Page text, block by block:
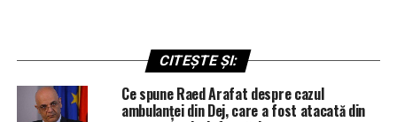
CITEȘTE ȘI:
Ce spune Raed Arafat despre cazul
ambulanței din Dej, care a fost atacată din